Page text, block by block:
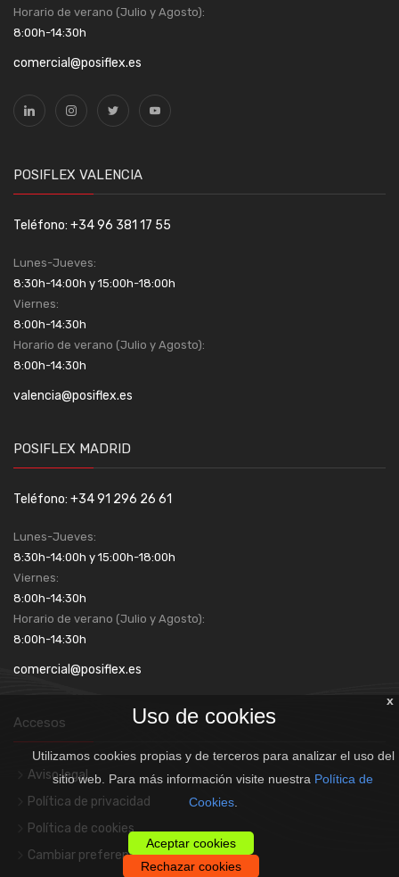
Horario de verano (Julio y Agosto):
8:00h-14:30h
comercial@posiflex.es
POSIFLEX VALENCIA
Teléfono: +34 96 381 17 55
Lunes-Jueves:
8:30h-14:00h y 15:00h-18:00h
Viernes:
8:00h-14:30h
Horario de verano (Julio y Agosto):
8:00h-14:30h
valencia@posiflex.es
POSIFLEX MADRID
Teléfono: +34 91 296 26 61
Lunes-Jueves:
8:30h-14:00h y 15:00h-18:00h
Viernes:
8:00h-14:30h
Horario de verano (Julio y Agosto):
8:00h-14:30h
comercial@posiflex.es
Accesos
Aviso legal
Política de privacidad
Política de cookies
Cambiar preferencias de cookies
x
Uso de cookies
Utilizamos cookies propias y de terceros para analizar el uso del
sitio web. Para más información visite nuestra Política de
Cookies.
Aceptar cookies
Rechazar cookies